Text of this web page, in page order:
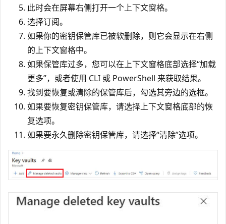
此时会在屏幕右侧打开一个上下文窗格。
选择订阅。
如果你的密钥保管库已被软删除，则它会显示在右侧
的上下文窗格中。
如果保管库过多，您可以在上下文窗格底部选择“加载
更多”，或者使用 CLI 或 PowerShell 来获取结果。
找到要恢复或清除的保管库后，勾选其旁边的选框。
如果要恢复密钥保管库，请选择上下文窗格底部的恢
复选项。
如果要永久删除密钥保管库，请选择“清除”选项。